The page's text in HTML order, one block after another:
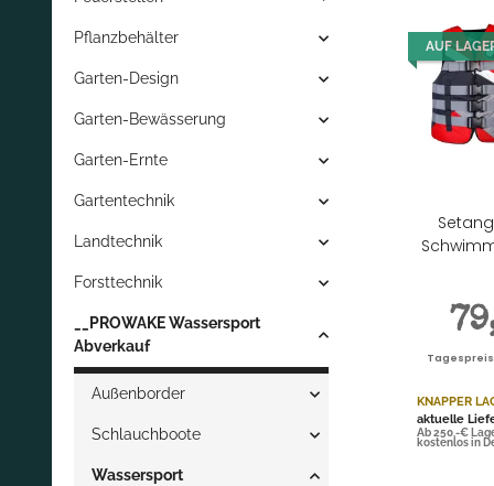
AUF
Tagespreis
KNAPPER
aktuelle
Ab 250,-€
kostenlos in
Pflanzbehälter
Garten-Design
Garten-Bewässerung
Garten-Ernte
Gartentechnik
Landtechnik
Forsttechnik
__PROWAKE Wassersport
Abverkauf
Außenborder
Schlauchboote
Wassersport